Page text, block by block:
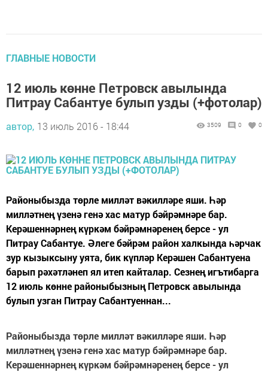
ГЛАВНЫЕ НОВОСТИ
12 июль көнне Петровск авылында
Питрау Сабантуе булып узды (+фотолар)
автор, 13 июль 2016 - 18:44 3509 0 0
Районыбызда төрле милләт вәкилләре яши. Һәр
милләтнең үзенә генә хас матур бәйрәмнәре бар.
Керәшеннәрнең күркәм бәйрәмнәренең берсе - ул
Питрау Сабантуе. Әлеге бәйрәм район халкында һәрчак
зур кызыксыну уята, бик күпләр Керәшен Сабантуена
барып рәхәтләнеп ял итеп кайталар. Сезнең игътибарга
12 июль көнне районыбызның Петровск авылында
булып узган Питрау Сабантуеннан...
Районыбызда төрле милләт вәкилләре яши. Һәр
милләтнең үзенә генә хас матур бәйрәмнәре бар.
Керәшеннәрнең күркәм бәйрәмнәренең берсе - ул